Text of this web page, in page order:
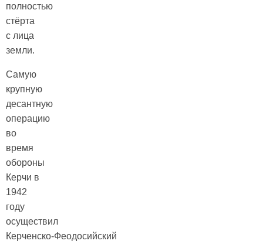
полностью
стёрта
с лица
земли.
Самую
крупную
десантную
операцию
во
время
обороны
Керчи в
1942
году
осуществил
Керченско‑Феодосийский